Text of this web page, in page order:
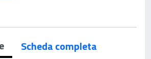
Scheda completa